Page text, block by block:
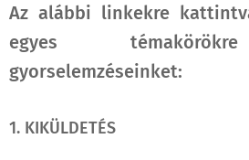
Az alábbi linkekre
egyes
gyorselemzéseinket:
1. KIKÜLDETÉS